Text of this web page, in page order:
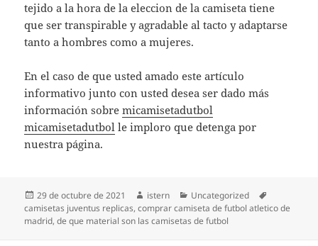
tejido a la hora de la eleccion de la camiseta tiene
que ser transpirable y agradable al tacto y adaptarse
tanto a hombres como a mujeres.
En el caso de que usted amado este artículo
informativo junto con usted desea ser dado más
información sobremicamisetadutbol
micamisetadutbol le imploro que detenga por
nuestra página.
Publicado
el
29 de octubre de 2021 Autor
istern Categorías
Uncategorized
camisetas juventus replicas,comprar camiseta de futbol atletico de
madrid,de que material son las camisetas de futbol